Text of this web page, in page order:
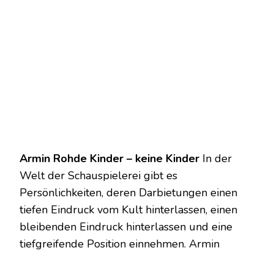
Armin Rohde Kinder – keine Kinder In der
Welt der Schauspielerei gibt es
Persönlichkeiten, deren Darbietungen einen
tiefen Eindruck vom Kult hinterlassen, einen
bleibenden Eindruck hinterlassen und eine
tiefgreifende Position einnehmen. Armin